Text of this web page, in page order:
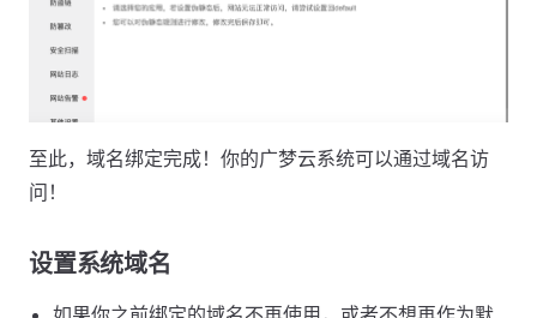
至此，域名绑定完成！你的广梦云系统可以通过域名访
问！
设置系统域名